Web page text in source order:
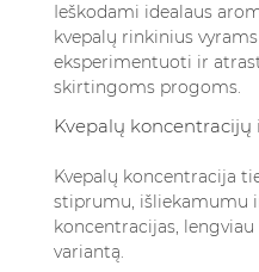
Ieškodami idealaus
kvepalų rinkinius
eksperimentuoti ir
skirtingoms progoms.
Kvepalų koncentracijų
Kvepalų koncentracija
stiprumu, išliekamumu
koncentracijas,
variantą.